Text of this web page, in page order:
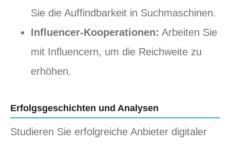
Sie die Auffindbarkeit in Suchmaschinen.
Influencer-Kooperationen: Arbeiten Sie
mit Influencern, um die Reichweite zu
erhöhen.
Erfolgsgeschichten und Analysen
Studieren Sie erfolgreiche Anbieter digitaler